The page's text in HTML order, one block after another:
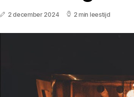
2 december 2024 2 min leestijd